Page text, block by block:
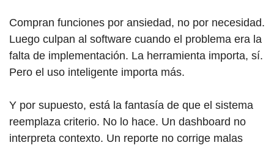
Compran funciones por ansiedad, no por necesidad.
Luego culpan al software cuando el problema era la
falta de implementación. La herramienta importa, sí.
Pero el uso inteligente importa más.
Y por supuesto, está la fantasía de que el sistema
reemplaza criterio. No lo hace. Un dashboard no
interpreta contexto. Un reporte no corrige malas